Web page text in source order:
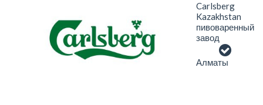
Carlsberg
Kazakhstan
пивоваренный
завод
Алматы